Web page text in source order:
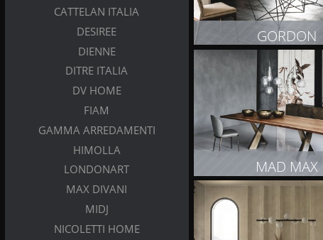
CATTELAN ITALIA
DESIREE
DIENNE
DITRE ITALIA
DV HOME
FIAM
GAMMA ARREDAMENTI
HIMOLLA
LONDONART
MAX DIVANI
MIDJ
NICOLETTI HOME
GORDON
ZOBACZ PRODUKT
MAD MAX